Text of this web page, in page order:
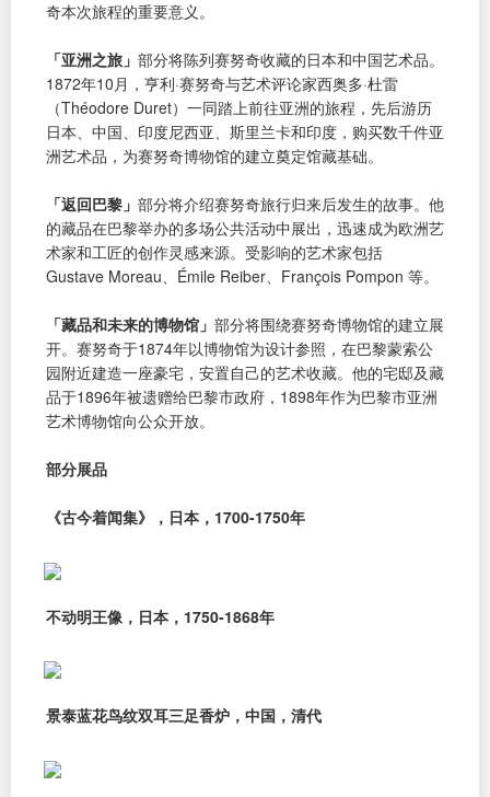
奇本次旅程的重要意义。
「亚洲之旅」 部分将陈列赛努奇收藏的日本和中国艺术品。
1872年10月，亨利·赛努奇与艺术评论家西奥多·杜雷
（Théodore Duret）一同踏上前往亚洲的旅程，先后游历
日本、中国、印度尼西亚、斯里兰卡和印度，购买数千件亚
洲艺术品，为赛努奇博物馆的建立奠定馆藏基础。
「返回巴黎」 部分将介绍赛努奇旅行归来后发生的故事。他
的藏品在巴黎举办的多场公共活动中展出，迅速成为欧洲艺
术家和工匠的创作灵感来源。受影响的艺术家包括
Gustave Moreau、Émile Reiber、François Pompon 等。
「藏品和未来的博物馆」 部分将围绕赛努奇博物馆的建立展
开。赛努奇于1874年以博物馆为设计参照，在巴黎蒙索公
园附近建造一座豪宅，安置自己的艺术收藏。他的宅邸及藏
品于1896年被遗赠给巴黎市政府，1898年作为巴黎市亚洲
艺术博物馆向公众开放。
部分展品
《古今着闻集》，日本，1700-1750年
不动明王像，日本，1750-1868年
景泰蓝花鸟纹双耳三足香炉，中国，清代